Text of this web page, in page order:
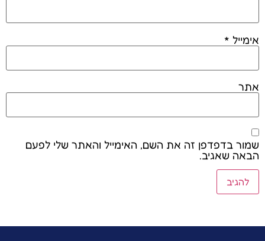
אימייל *
אתר
שמור בדפדפן זה את השם, האימייל והאתר שלי לפעם
הבאה שאגיב.